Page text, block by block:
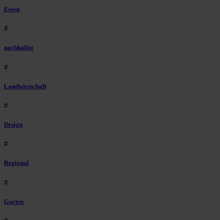
Essen
#
nachhaltig
#
Landwirtschaft
#
Design
#
Regional
#
Garten